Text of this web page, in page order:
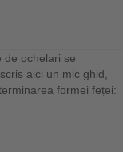
de ochelari se
aici un mic ghid,
formei feței: